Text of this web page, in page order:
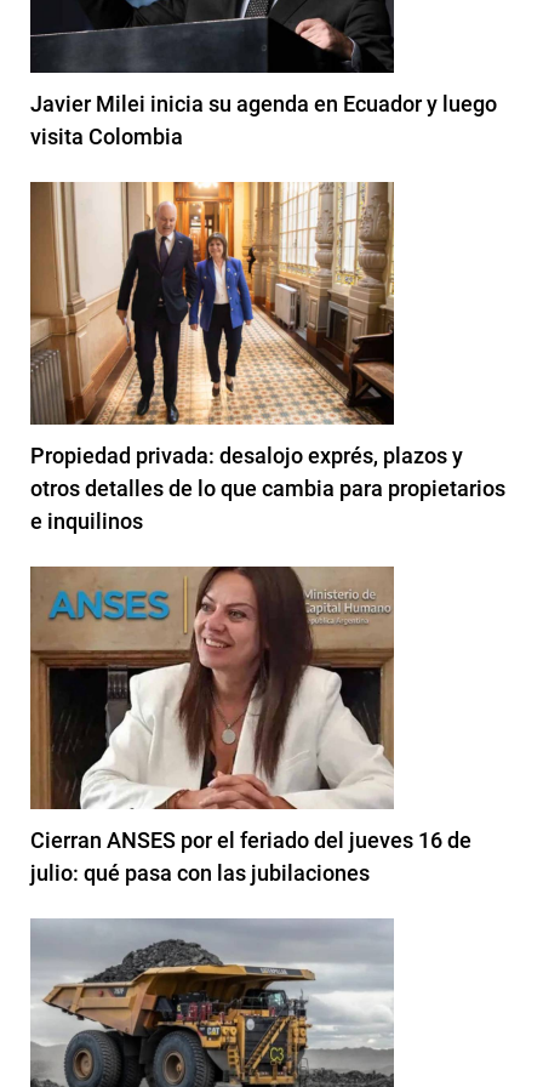
Javier Milei inicia su agenda en Ecuador y luego
visita Colombia
Propiedad privada: desalojo exprés, plazos y
otros detalles de lo que cambia para propietarios
e inquilinos
Cierran ANSES por el feriado del jueves 16 de
julio: qué pasa con las jubilaciones